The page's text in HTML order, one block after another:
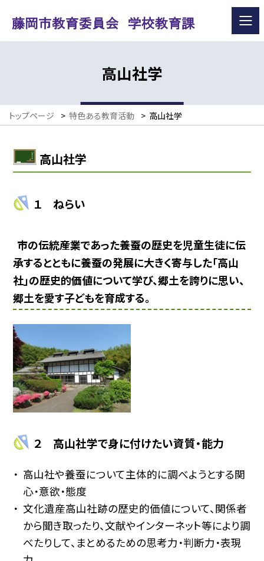
高山社学
トップページ > 特色ある教育活動 > 高山社学
高山社学
１ ねらい
市の伝統産業であった養蚕の歴史を児童生徒に伝
承するとともに養蚕の発展に大きく寄与した「高山
社」の歴史的価値について学び、郷土を誇りに思い、
郷土を愛す子どもを育成する。
２ 高山社学で身に付けたい資質・能力
高山社や養蚕について主体的に調べようとする関
心・意欲・態度
文化遺産高山社跡の歴史的価値について、関係者
から聞き取ったり、文献やインターネット等により調
べたりして、まとめるための思考力・判断力・表現